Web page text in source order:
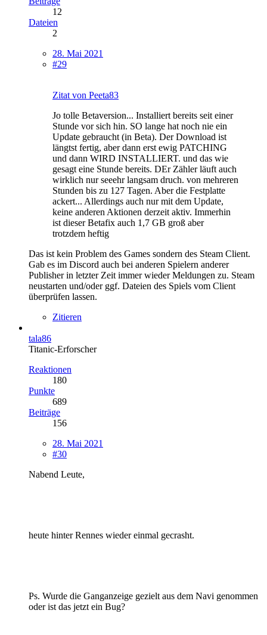
12
Dateien
2
28. Mai 2021
#29
Zitat von Peeta83
Jo tolle Betaversion... Installiert bereits seit einer
Stunde vor sich hin. SO lange hat noch nie ein
Update gebraucht (in Beta). Der Download ist
längtst fertig, aber dann erst ewig PATCHING
und dann WIRD INSTALLIERT. und das wie
gesagt eine Stunde bereits. DEr Zähler läuft auch
wirklich nur seeehr langsam druch. von mehreren
Stunden bis zu 127 Tagen. Aber die Festplatte
ackert... Allerdings auch nur mit dem Update,
keine anderen Aktionen derzeit aktiv. Immerhin
ist dieser Betafix auch 1,7 GB groß aber
trotzdem heftig
Das ist kein Problem des Games sondern des Steam Client.
Gab es im Discord auch bei anderen Spielern anderer
Publisher in letzter Zeit immer wieder Meldungen zu. Steam
neustarten und/oder ggf. Dateien des Spiels vom Client
überprüfen lassen.
Zitieren
tala86
Titanic-Erforscher
Reaktionen
180
Punkte
689
Beiträge
156
28. Mai 2021
#30
Nabend Leute,
heute hinter Rennes wieder einmal gecrasht.
Ps. Wurde die Ganganzeige gezielt aus dem Navi genommen
oder ist das jetzt ein Bug?